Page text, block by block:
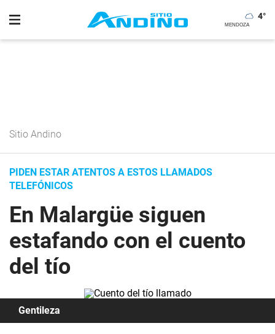
4°
Sitio Andino
PIDEN ESTAR ATENTOS A ESTOS LLAMADOS
TELEFÓNICOS
En Malargüe siguen
estafando con el cuento
del tío
Gentileza